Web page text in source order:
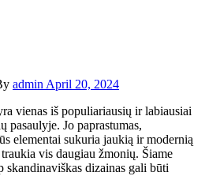
admin April 20, 2024
pasaulyje. Jo paprastumas,
elementai sukuria jaukią ir modernią
vis daugiau žmonių. Šiame
skandinaviškas dizainas gali būti